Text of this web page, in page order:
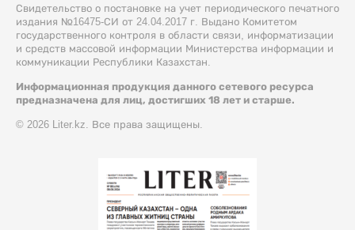
Свидетельство о постановке на учет периодического печатного
издания №16475-СИ от 24.04.2017 г. Выдано Комитетом
государственного контроля в области связи, информатизации
и средств массовой информации Министерства информации и
коммуникации Республики Казахстан.
Информационная продукция данного сетевого ресурса
предназначена для лиц, достигших 18 лет и старше.
© 2026 Liter.kz. Все права защищены.